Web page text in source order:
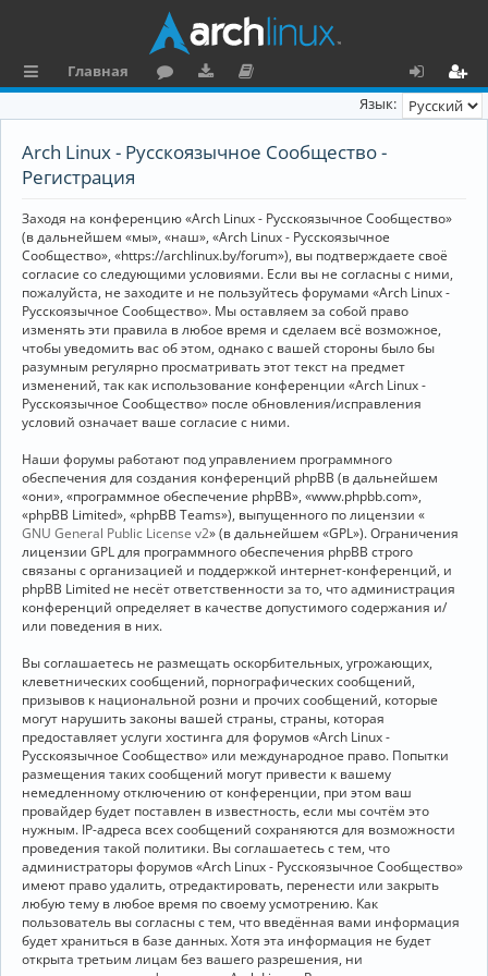
л
и
Главная
н
та
ц
и
я
х
ег
Язык:
Arch Linux - Русскоязычное Сообщество -
Регистрация
Заходя на конференцию «Arch Linux - Русскоязычное Сообщество»
(в дальнейшем «мы», «наш», «Arch Linux - Русскоязычное
Сообщество», «https://archlinux.by/forum»), вы подтверждаете своё
согласие со следующими условиями. Если вы не согласны с ними,
пожалуйста, не заходите и не пользуйтесь форумами «Arch Linux -
Русскоязычное Сообщество». Мы оставляем за собой право
изменять эти правила в любое время и сделаем всё возможное,
чтобы уведомить вас об этом, однако с вашей стороны было бы
разумным регулярно просматривать этот текст на предмет
изменений, так как использование конференции «Arch Linux -
Русскоязычное Сообщество» после обновления/исправления
условий означает ваше согласие с ними.
Наши форумы работают под управлением программного
обеспечения для создания конференций phpBB (в дальнейшем
«они», «программное обеспечение phpBB», «www.phpbb.com»,
«phpBB Limited», «phpBB Teams»), выпущенного по лицензии «
GNU General Public License v2» (в дальнейшем «GPL»). Ограничения
лицензии GPL для программного обеспечения phpBB строго
связаны с организацией и поддержкой интернет-конференций, и
phpBB Limited не несёт ответственности за то, что администрация
конференций определяет в качестве допустимого содержания и/
или поведения в них.
Вы соглашаетесь не размещать оскорбительных, угрожающих,
клеветнических сообщений, порнографических сообщений,
призывов к национальной розни и прочих сообщений, которые
могут нарушить законы вашей страны, страны, которая
предоставляет услуги хостинга для форумов «Arch Linux -
Русскоязычное Сообщество» или международное право. Попытки
размещения таких сообщений могут привести к вашему
немедленному отключению от конференции, при этом ваш
провайдер будет поставлен в известность, если мы сочтём это
нужным. IP-адреса всех сообщений сохраняются для возможности
проведения такой политики. Вы соглашаетесь с тем, что
администраторы форумов «Arch Linux - Русскоязычное Сообщество»
имеют право удалить, отредактировать, перенести или закрыть
любую тему в любое время по своему усмотрению. Как
пользователь вы согласны с тем, что введённая вами информация
будет храниться в базе данных. Хотя эта информация не будет
открыта третьим лицам без вашего разрешения, ни